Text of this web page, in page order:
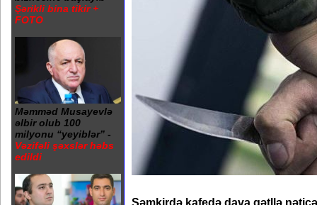
Şərikli bina tikir +
FOTO
Məmməd Musayevlə
əlbir olub 100
milyonu “yeyiblər” -
Vəzifəli şəxslər həbs
edildi
Şəmkirdə kafedə dava qətllə